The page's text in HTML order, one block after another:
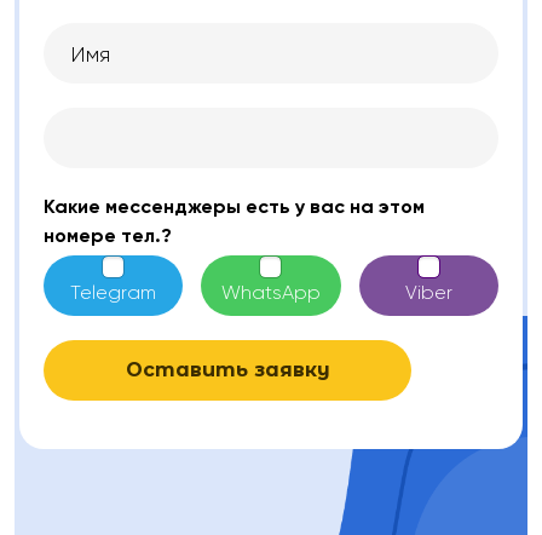
Какие мессенджеры есть у вас на этом
номере тел.?
Telegram WhatsApp Viber
Оставить заявку